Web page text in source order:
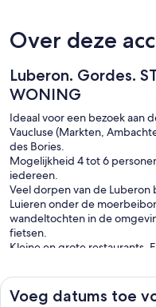
Over deze
Luberon. Gordes.
WONING
Ideaal voor een bezoek aan
Vaucluse (Markten,
des Bories.
Mogelijkheid 4 tot 6
iedereen.
Veel dorpen van de Luberon
Luieren onder de
wandeltochten in de
fietsen.
Kleine en grote restaurants,
Voeg datums toe